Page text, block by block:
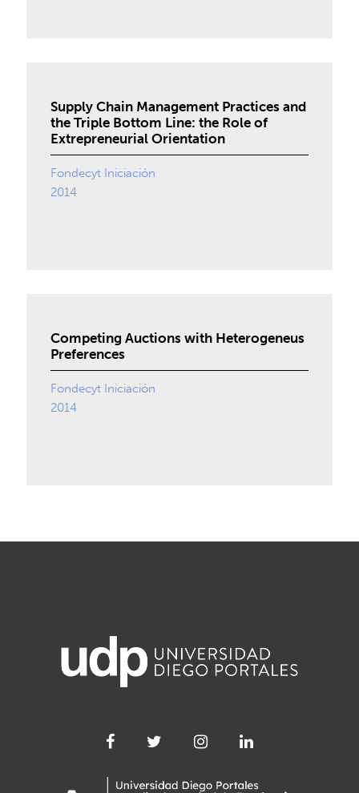
Supply Chain Management Practices and
the Triple Bottom Line: the Role of
Extrepreneurial Orientation
Fondecyt Iniciación
2014
Competing Auctions with Heterogeneus
Preferences
Fondecyt Iniciación
2014